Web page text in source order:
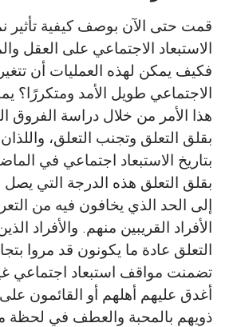
قمت حتى الآن بوصف كيفية تأثير
الاستبعاد الاجتماعي على العقل
فكيف يمكن لهذه العمليات أن تتغير
الاجتماعي طويل الأمد ومتكررًا؟
هذا الأمر من خلال دراسة الفروق
بقلق التعلق وتجنب التعلق،
بتاريخ الاستبعاد اجتماعي في
بقلق التعلق هذه الدرجة التي يصل
إلى الحد الذي يخافون فيه من
الأفراد القريبين منهم. والأفراد
التعلق عادة ما يكونون قد مروا
تضمنت مواقف استبعاد اجتماعي
أغدق عليهم أهلهم أو القائمون
ذويهم بالمحبة والعطف في لحظة